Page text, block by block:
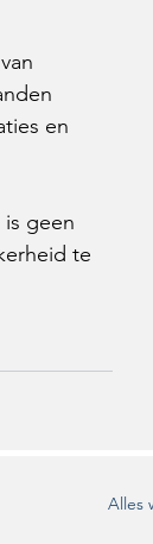
en
geen
te
Alles